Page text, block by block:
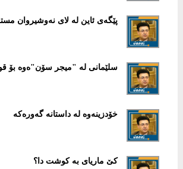
پێگه‌ی ئاین له‌ لای نه‌وشیروان
سلێمانی لە "میجر سۆن"ەوە بۆ
خۆدزینەوە لە داستانە گەورەکە
کێ ماریای بە کوشت دا؟